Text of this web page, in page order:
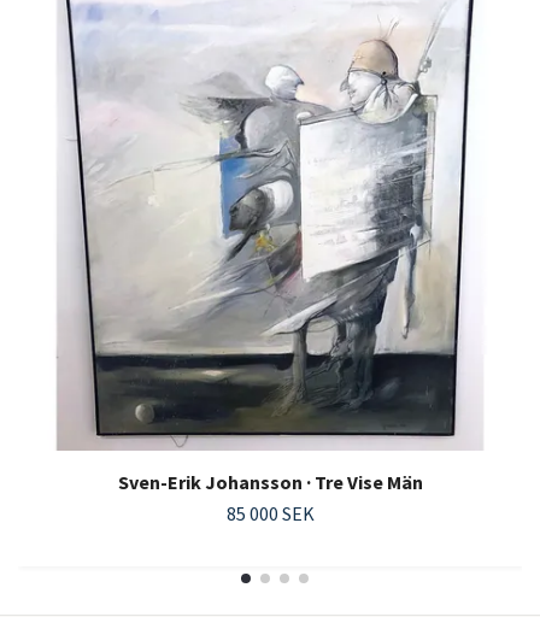
Sven-Erik Johansson · Tre Vise Män
85 000 SEK